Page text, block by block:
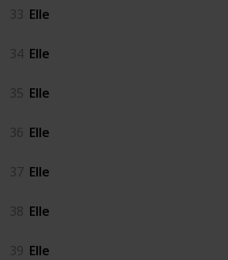
33 Elle
34 Elle
35 Elle
36 Elle
37 Elle
38 Elle
39 Elle